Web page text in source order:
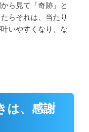
ら見て「奇跡」と
らそれは、当たり
いやすくなり、な
は、感謝